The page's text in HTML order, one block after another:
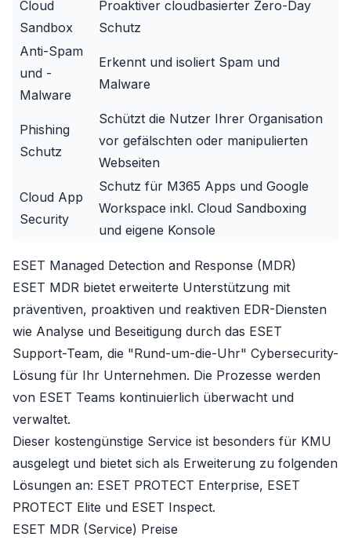
Cloud
Sandbox
Proaktiver cloudbasierter Zero-Day
Schutz
Anti-Spam
und -
Malware
Erkennt und isoliert Spam und
Malware
Phishing
Schutz
Schützt die Nutzer Ihrer Organisation
vor gefälschten oder manipulierten
Webseiten
Cloud App
Security
Schutz für M365 Apps und Google
Workspace inkl. Cloud Sandboxing
und eigene Konsole
ESET Managed Detection and Response (MDR)
ESET MDR bietet erweiterte Unterstützung mit
präventiven, proaktiven und reaktiven EDR-Diensten
wie Analyse und Beseitigung durch das ESET
Support-Team, die "Rund-um-die-Uhr" Cybersecurity-
Lösung für Ihr Unternehmen. Die Prozesse werden
von ESET Teams kontinuierlich überwacht und
verwaltet.
Dieser kostengünstige Service ist besonders für KMU
ausgelegt und bietet sich als Erweiterung zu folgenden
Lösungen an: ESET PROTECT Enterprise, ESET
PROTECT Elite und ESET Inspect.
ESET MDR (Service) Preise